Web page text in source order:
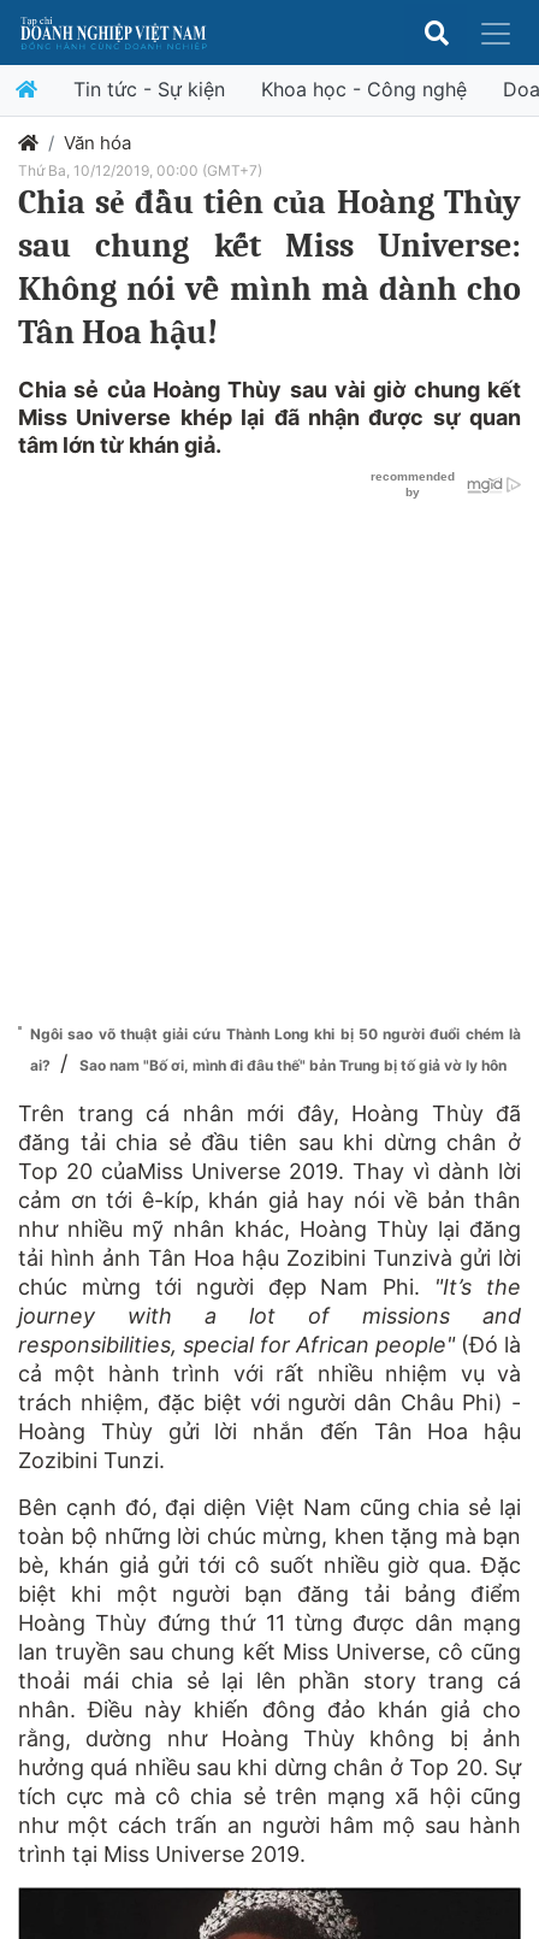
Tin tức - Sự kiện Khoa học - Công nghệ
Văn hóa
Thứ Ba, 10/12/2019, 00:00 (GMT+7)
Chia sẻ đầu tiên của Hoàng Thùy
sau chung kết Miss Universe:
Không nói về mình mà dành cho
Tân Hoa hậu!
Chia sẻ của Hoàng Thùy sau vài giờ chung kết
Miss Universe khép lại đã nhận được sự quan
tâm lớn từ khán giả.
Ngôi sao võ thuật giải cứu Thành Long khi bị 50 người đuổi chém là
ai?
/ Sao nam "Bố ơi, mình đi đâu thế" bản Trung bị tố giả vờ ly hôn
Trên trang cá nhân mới đây, Hoàng Thùy đã
đăng tải chia sẻ đầu tiên sau khi dừng chân ở
Top 20 củaMiss Universe 2019. Thay vì dành lời
cảm ơn tới ê-kíp, khán giả hay nói về bản thân
như nhiều mỹ nhân khác, Hoàng Thùy lại đăng
tải hình ảnh Tân Hoa hậu Zozibini Tunzivà gửi lời
chúc mừng tới người đẹp Nam Phi. "It’s the
journey with a lot of missions and
responsibilities, special for African people"(Đó là
cả một hành trình với rất nhiều nhiệm vụ và
trách nhiệm, đặc biệt với người dân Châu Phi) -
Hoàng Thùy gửi lời nhắn đến Tân Hoa hậu
Zozibini Tunzi.
Bên cạnh đó, đại diện Việt Nam cũng chia sẻ lại
toàn bộ những lời chúc mừng, khen tặng mà bạn
bè, khán giả gửi tới cô suốt nhiều giờ qua. Đặc
biệt khi một người bạn đăng tải bảng điểm
Hoàng Thùy đứng thứ 11 từng được dân mạng
lan truyền sau chung kết Miss Universe, cô cũng
thoải mái chia sẻ lại lên phần story trang cá
nhân. Điều này khiến đông đảo khán giả cho
rằng, dường như Hoàng Thùy không bị ảnh
hưởng quá nhiều sau khi dừng chân ở Top 20. Sự
tích cực mà cô chia sẻ trên mạng xã hội cũng
như một cách trấn an người hâm mộ sau hành
trình tại Miss Universe 2019.